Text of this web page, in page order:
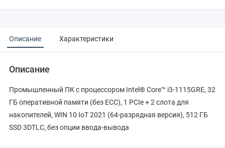
Описание Характеристики
Описание
Промышленный ПК с процессором Intel® Core™ i3-1115GRE, 32
ГБ оперативной памяти (без ECC), 1 PCIe + 2 слота для
накопителей, WIN 10 IoT 2021 (64-разрядная версия), 512 ГБ
SSD 3DTLC, без опции ввода-вывода